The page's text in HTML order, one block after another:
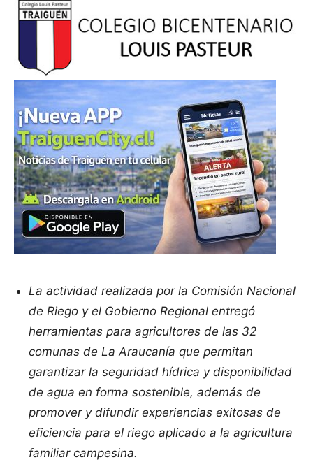
La actividad realizada por la Comisión Nacional
de Riego y el Gobierno Regional entregó
herramientas para agricultores de las 32
comunas de La Araucanía que permitan
garantizar la seguridad hídrica y disponibilidad
de agua en forma sostenible, además de
promover y difundir experiencias exitosas de
eficiencia para el riego aplicado a la agricultura
familiar campesina.